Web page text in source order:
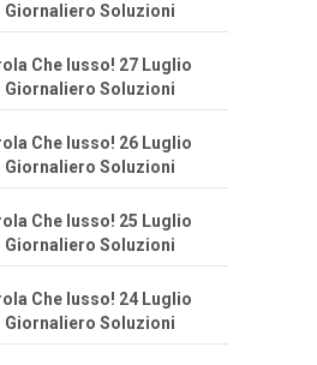
Giornaliero Soluzioni
Che lusso! 27 Luglio
Giornaliero Soluzioni
Che lusso! 26 Luglio
Giornaliero Soluzioni
Che lusso! 25 Luglio
Giornaliero Soluzioni
Che lusso! 24 Luglio
Giornaliero Soluzioni